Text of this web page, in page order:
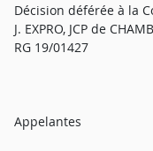
Décision déférée à la
J. EXPRO, JCP de
RG 19/01427
Appelantes